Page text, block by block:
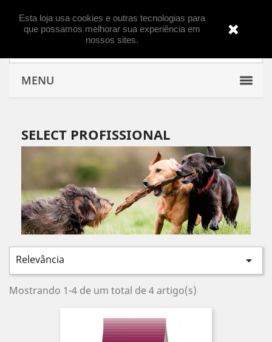

MENU
SELECT PROFISSIONAL
Relevância 
Mostrando 1-4 de um total de 4 artigo(s)
Esta loja usa cookies e outras tecnologias para
que possamos melhorar sua experiência em
nossos sites.